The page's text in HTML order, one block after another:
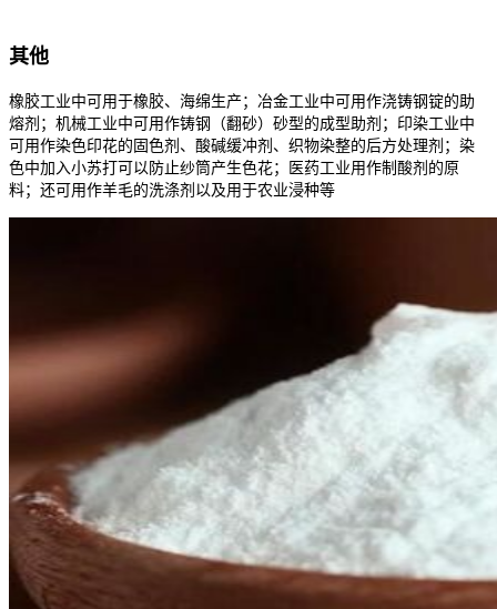
其他
橡胶工业中可用于橡胶、海绵生产；冶金工业中可用作浇铸钢锭的助
熔剂；机械工业中可用作铸钢（翻砂）砂型的成型助剂；印染工业中
可用作染色印花的固色剂、酸碱缓冲剂、织物染整的后方处理剂；染
色中加入小苏打可以防止纱筒产生色花；医药工业用作制酸剂的原
料；还可用作羊毛的洗涤剂以及用于农业浸种等